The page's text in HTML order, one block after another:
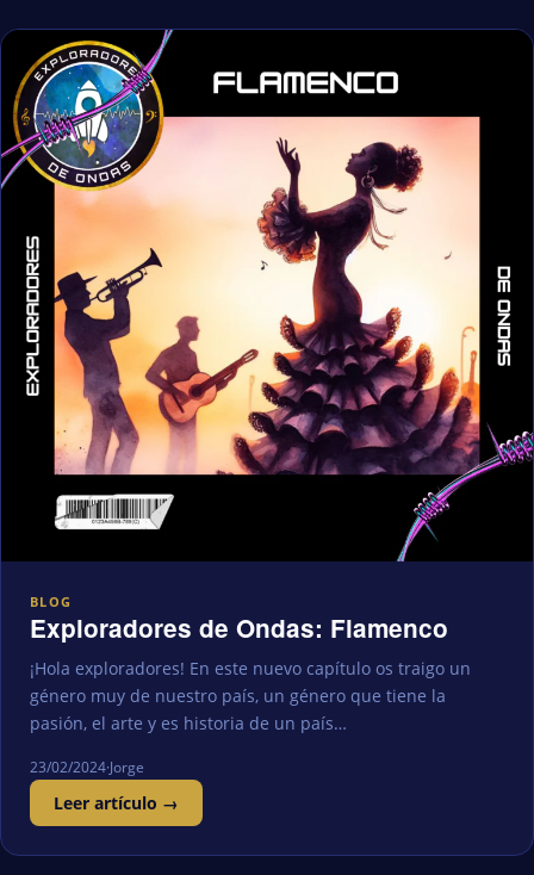
BLOG
Exploradores de Ondas: Flamenco
¡Hola exploradores! En este nuevo capítulo os traigo un
género muy de nuestro país, un género que tiene la
pasión, el arte y es historia de un país…
23/02/2024·Jorge
Leer artículo →